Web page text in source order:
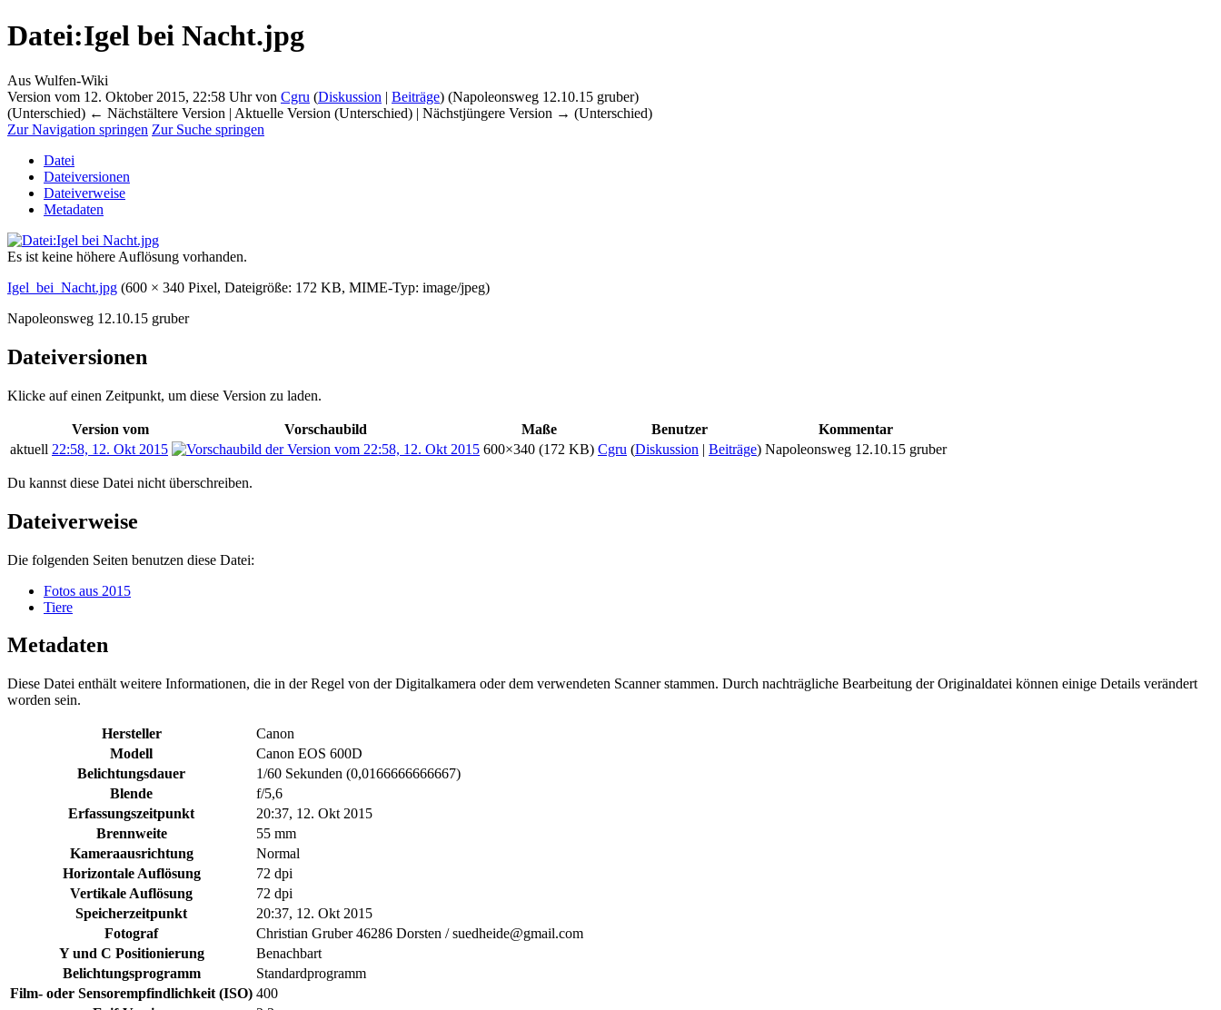
Datei:Igel bei Nacht.jpg
Aus Wulfen-Wiki
Version vom 12. Oktober 2015, 22:58 Uhr von Cgru (Diskussion | Beiträge) (Napoleonsweg 12.10.15 gruber)
(Unterschied) ← Nächstältere Version | Aktuelle Version (Unterschied) | Nächstjüngere Version → (Unterschied)
Zur Navigation springen Zur Suche springen
Datei
Dateiversionen
Dateiverweise
Metadaten
Es ist keine höhere Auflösung vorhanden.
Igel_bei_Nacht.jpg (600 × 340 Pixel, Dateigröße: 172 KB, MIME-Typ: image/jpeg)
Napoleonsweg 12.10.15 gruber
Dateiversionen
Klicke auf einen Zeitpunkt, um diese Version zu laden.
Version vom Vorschaubild Maße Benutzer
Kommentar
aktuell 22:58, 12. Okt 2015 600×340 (172 KB) Cgru (Diskussion | Beiträge) Napoleonsweg 12.10.15 gruber
Du kannst diese Datei nicht überschreiben.
Dateiverweise
Die folgenden Seiten benutzen diese Datei:
Fotos aus 2015
Tiere
Metadaten
Diese Datei enthält weitere Informationen, die in der Regel von der Digitalkamera oder dem verwendeten Scanner stammen. Durch nachträgliche Bearbeitung der Originaldatei können einige Details verändert
worden sein.
Hersteller
Canon
Modell
Canon EOS 600D
Belichtungsdauer
1/60 Sekunden (0,0166666666667)
Blende
f/5,6
Erfassungszeitpunkt
20:37, 12. Okt 2015
Brennweite
55 mm
Kameraausrichtung
Normal
Horizontale Auflösung
72 dpi
Vertikale Auflösung
72 dpi
Speicherzeitpunkt
20:37, 12. Okt 2015
Fotograf
Christian Gruber 46286 Dorsten / suedheide@gmail.com
Y und C Positionierung
Benachbart
Belichtungsprogramm
Standardprogramm
Film- oder Sensorempfindlichkeit (ISO) 400